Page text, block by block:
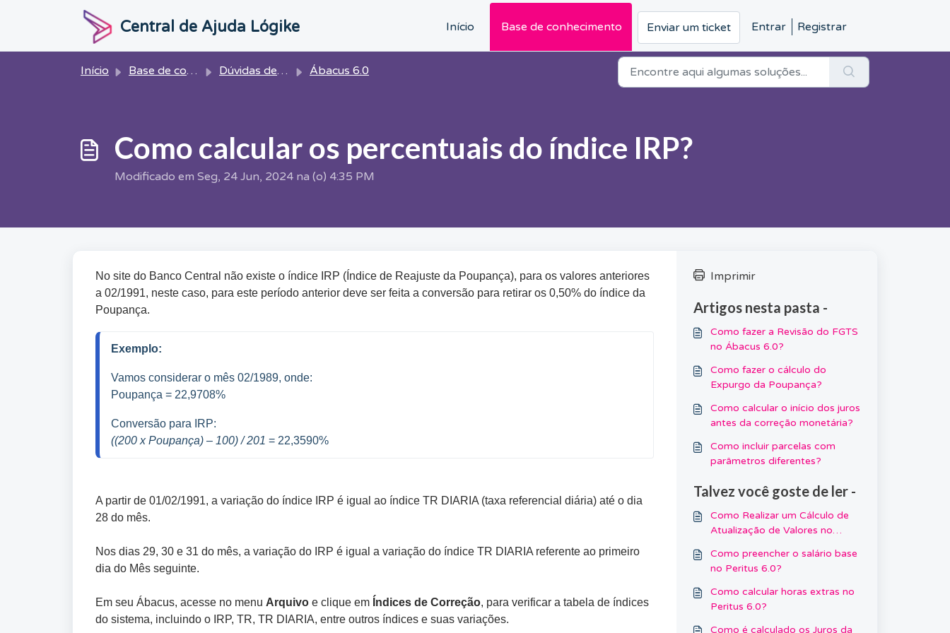
Ir para o conteúdo principal
Central de Ajuda Lógike Início Base de conhecimento Enviar um ticket Entrar Registrar
Início Base de conhecimento Dúvidas de Cálculo Ábacus 6.0
Como calcular os percentuais do índice IRP?
Modificado em Seg, 24 Jun, 2024 na (o) 4:35 PM
No site do Banco Central não existe o índice IRP (Índice de Reajuste da Poupança), para os valores anteriores
a 02/1991, neste caso, para este período anterior deve ser feita a conversão para retirar os 0,50% do índice da
Poupança.
Exemplo:
Vamos considerar o mês 02/1989, onde:
Poupança = 22,9708%
Conversão para IRP:
((200 x Poupança) – 100) / 201 = 22,3590%
A partir de 01/02/1991, a variação do índice IRP é igual ao índice TR DIARIA (taxa referencial diária) até o dia
28 do mês.
Nos dias 29, 30 e 31 do mês, a variação do IRP é igual a variação do índice TR DIARIA referente ao primeiro
dia do Mês seguinte.
Em seu Ábacus, acesse no menu Arquivo e clique em Índices de Correção, para verificar a tabela de índices
do sistema, incluindo o IRP, TR, TR DIARIA, entre outros índices e suas variações.
Imprimir
Artigos nesta pasta -
Como fazer a Revisão do FGTS
no Ábacus 6.0?
Como fazer o cálculo do
Expurgo da Poupança?
Como calcular o início dos juros
antes da correção monetária?
Como incluir parcelas com
parâmetros diferentes?
Talvez você goste de ler -
Como Realizar um Cálculo de
Atualização de Valores no
Como preencher o salário base
no Peritus 6.0?
Como calcular horas extras no
Peritus 6.0?
Como é calculado os Juros da